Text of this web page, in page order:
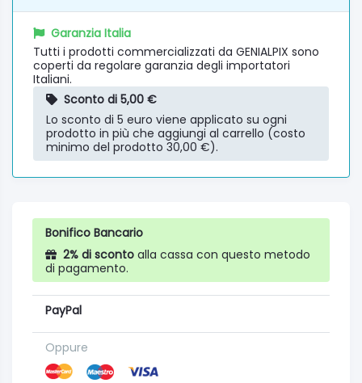
Garanzia Italia
Tutti i prodotti commercializzati da GENIALPIX sono
coperti da regolare garanzia degli importatori
Italiani.
Sconto di 5,00 €
Lo sconto di 5 euro viene applicato su ogni
prodotto in più che aggiungi al carrello (costo
minimo del prodotto 30,00 €).
Bonifico Bancario
2% di sconto alla cassa con questo metodo
di pagamento.
PayPal
Oppure